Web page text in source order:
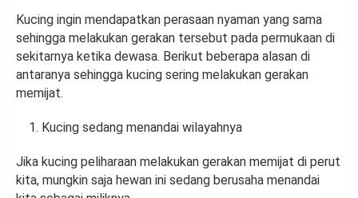
Kucing ingin mendapatkan perasaan nyaman yang sama
sehingga melakukan gerakan tersebut pada permukaan di
sekitarnya ketika dewasa. Berikut beberapa alasan di
antaranya sehingga kucing sering melakukan gerakan
memijat.
Kucing sedang menandai wilayahnya
Jika kucing peliharaan melakukan gerakan memijat di perut
kita, mungkin saja hewan ini sedang berusaha menandai